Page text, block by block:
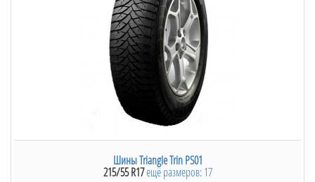
Шины Triangle Trin PS01
215/55 R17ещё размеров: 17